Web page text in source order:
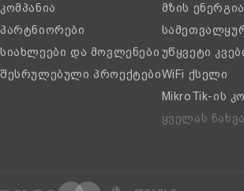
კომპანია
პარტნიორები
სიახლეები და მოვლენები
შესრულებული პროექტები
მზის ენერგია
უწყვეტი
WiFi ქსელი
MikroTik-ის
ყველას ნახვა